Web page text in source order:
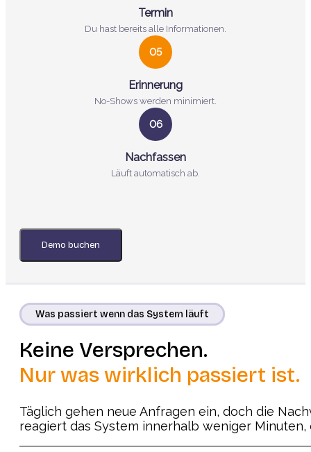
Termin
Du hast bereits alle Informationen.
05
Erinnerung
No-Shows werden minimiert.
06
Nachfassen
Läuft automatisch ab.
Demo buchen
Was passiert wenn das System läuft
Keine Versprechen.
Nur was wirklich passiert ist.
Täglich gehen neue Anfragen ein, doch die
reagiert das System innerhalb weniger